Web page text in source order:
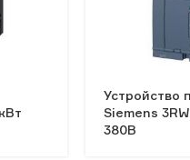
Устройство
Siemens
380В